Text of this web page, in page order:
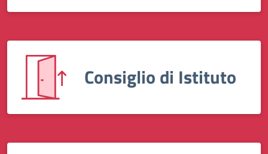
Consiglio di Istituto